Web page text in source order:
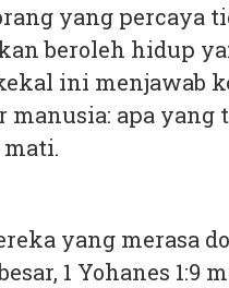
yang percaya
beroleh hidup
ini menjawab
manusia: apa yang
yang merasa
1 Yohanes 1:9